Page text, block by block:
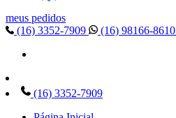
meus pedidos
(16) 3352-7909
(16) 98166-8610
(16) 3352-7909